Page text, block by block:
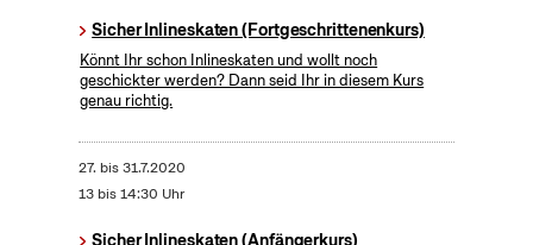
Sicher Inlineskaten (Fortgeschrittenenkurs)
Könnt Ihr schon Inlineskaten und wollt noch
geschickter werden? Dann seid Ihr in diesem Kurs
genau richtig.
27. bis31.7.2020
13 bis 14:30 Uhr
Sicher Inlineskaten (Anfängerkurs)